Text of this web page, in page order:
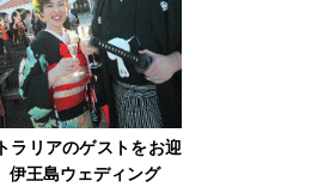
ラリアのゲストをお迎
伊王島ウェディング